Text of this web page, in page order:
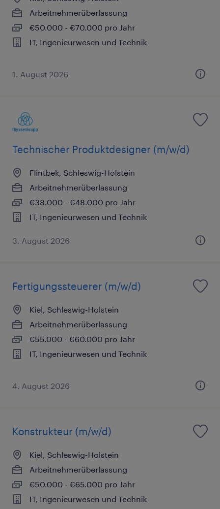
Arbeitnehmerüberlassung
€50.000 - €70.000 pro Jahr
IT, Ingenieurwesen und Technik
1. August 2026
Technischer Produktdesigner (m/w/d)
Flintbek, Schleswig-Holstein
Arbeitnehmerüberlassung
€38.000 - €48.000 pro Jahr
IT, Ingenieurwesen und Technik
3. August 2026
Fertigungssteuerer (m/w/d)
Kiel, Schleswig-Holstein
Arbeitnehmerüberlassung
€55.000 - €60.000 pro Jahr
IT, Ingenieurwesen und Technik
4. August 2026
Konstrukteur (m/w/d)
Kiel, Schleswig-Holstein
Arbeitnehmerüberlassung
€50.000 - €65.000 pro Jahr
IT, Ingenieurwesen und Technik